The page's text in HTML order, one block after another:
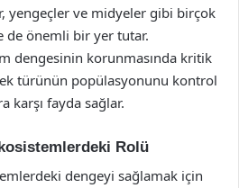
yengeçler ve midyeler gibi birçok
de önemli bir yer tutar.
dengesinin korunmasında kritik
türünün popülasyonunu kontrol
karşı fayda sağlar.
Rolü
dengeyi sağlamak için